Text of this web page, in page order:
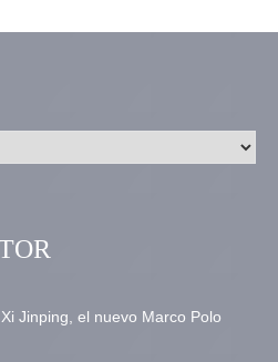
Xi Jinping, el nuevo Marco Polo